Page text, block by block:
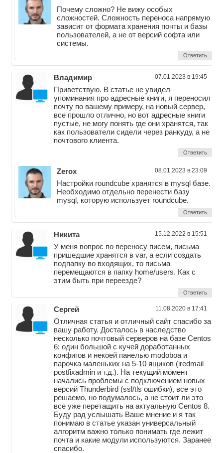
Почему сложно? Не вижу особых
сложностей. Сложность переноса напрямую
зависит от формата хранения почты и базы
пользователей, а не от версий софта или
системы.
Ответить
Владимир 07.01.2023 в 19:45
Приветствую. В статье не увидел
упоминания про адресные книги, я переносил
почту по вашему примеру, на новый сервер,
все прошло отлично, но вот адресные книги
пустые, не могу понять где они хранятся, так
как пользователи сидели через ранкуду, а не
почтового клиента.
Ответить
Zerox 08.01.2023 в 23:09
Настройки roundcube хранятся в mysql базе.
Необходимо отдельно перенести базу
mysql, которую использует roundcube.
Ответить
Никита 15.12.2022 в 15:51
У меня вопрос по переносу писем, письма
пришедшие хранятся в var, а если создать
подпапку во входящих, то письма
перемещаются в папку home/users. Как с
этим быть при переезде?
Ответить
Сергей 11.08.2020 в 17:41
Отличная статья и отличный сайт спасибо за
вашу работу. Досталось в наследство
несколько почтовый серверов на базе Centos
6: один большой с кучей доработанных
конфигов и некоей панелью modoboa и
парочка маленьких на 5-10 ящиков (iredmail
postfixadmin и т.д.). На текущий момент
начались проблемы с подключением новых
версий Thunderbird (ssl/tls ошибки), все это
решаемо, но подумалось, а не стоит ли это
все уже перетащить на актуальную Centos 8.
Буду рад услышать Ваше мнение и я так
понимаю в статье указан универсальный
алгоритм важно только понимать где лежит
почта и какие модули используются. Заранее
спасибо.